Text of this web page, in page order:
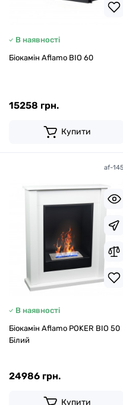
В наявності
Біокамін Aflamo BIO 60
15258 грн.
Купити
af-145
В наявності
Біокамін Aflamo POKER BIO 50
Білий
24986 грн.
Купити